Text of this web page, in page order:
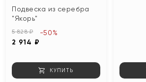
Подвеска из серебра
"Якорь"
5 828 ₽
2 914 ₽
-50%
КУПИТЬ